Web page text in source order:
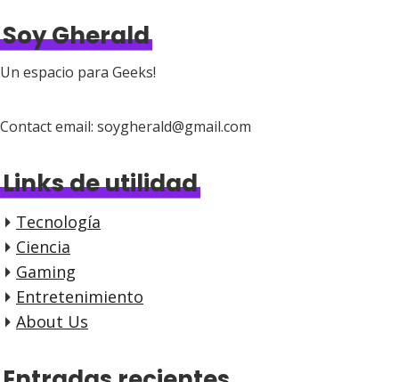
Soy Gherald
Un espacio para Geeks!
Contact email: soygherald@gmail.com
Links de utilidad
Tecnología
Ciencia
Gaming
Entretenimiento
About Us